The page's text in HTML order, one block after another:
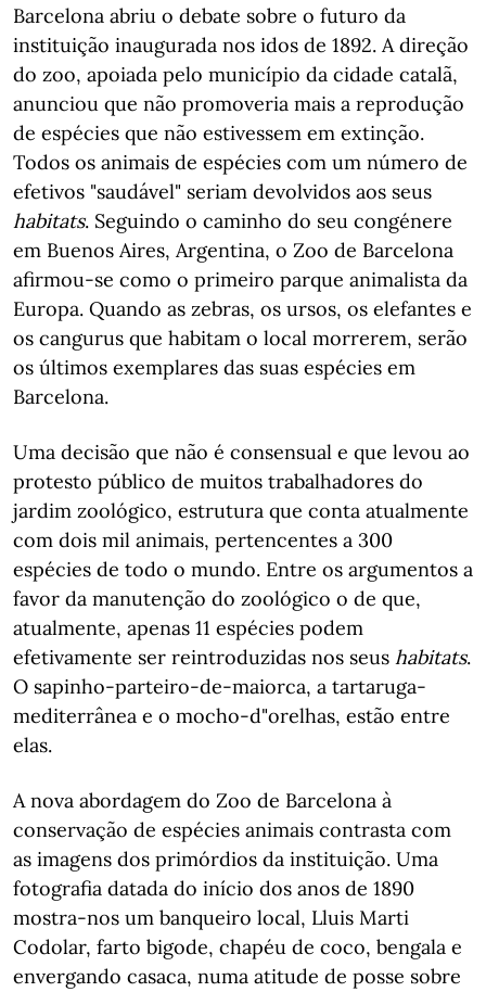
Barcelona abriu o debate sobre o futuro da
instituição inaugurada nos idos de 1892. A direção
do zoo, apoiada pelo município da cidade catalã,
anunciou que não promoveria mais a reprodução
de espécies que não estivessem em extinção.
Todos os animais de espécies com um número de
efetivos "saudável" seriam devolvidos aos seus
habitats. Seguindo o caminho do seu congénere
em Buenos Aires, Argentina, o Zoo de Barcelona
afirmou-se como o primeiro parque animalista da
Europa. Quando as zebras, os ursos, os elefantes e
os cangurus que habitam o local morrerem, serão
os últimos exemplares das suas espécies em
Barcelona.
Uma decisão que não é consensual e que levou ao
protesto público de muitos trabalhadores do
jardim zoológico, estrutura que conta atualmente
com dois mil animais, pertencentes a 300
espécies de todo o mundo. Entre os argumentos a
favor da manutenção do zoológico o de que,
atualmente, apenas 11 espécies podem
efetivamente ser reintroduzidas nos seus habitats.
O sapinho-parteiro-de-maiorca, a tartaruga-
mediterrânea e o mocho-d"orelhas, estão entre
elas.
A nova abordagem do Zoo de Barcelona à
conservação de espécies animais contrasta com
as imagens dos primórdios da instituição. Uma
fotografia datada do início dos anos de 1890
mostra-nos um banqueiro local, Lluis Marti
Codolar, farto bigode, chapéu de coco, bengala e
envergando casaca, numa atitude de posse sobre